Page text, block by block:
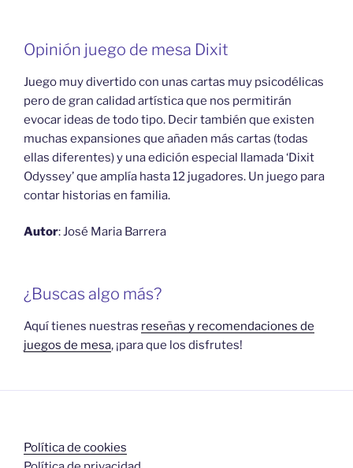
Opinión juego de mesa Dixit
Juego muy divertido con unas cartas muy psicodélicas
pero de gran calidad artística que nos permitirán
evocar ideas de todo tipo. Decir también que existen
muchas expansiones que añaden más cartas (todas
ellas diferentes) y una edición especial llamada ‘Dixit
Odyssey’ que amplía hasta 12 jugadores. Un juego para
contar historias en familia.
Autor: José Maria Barrera
¿Buscas algo más?
Aquí tienes nuestras reseñas y recomendaciones de
juegos de mesa, ¡para que los disfrutes!
Política de cookies